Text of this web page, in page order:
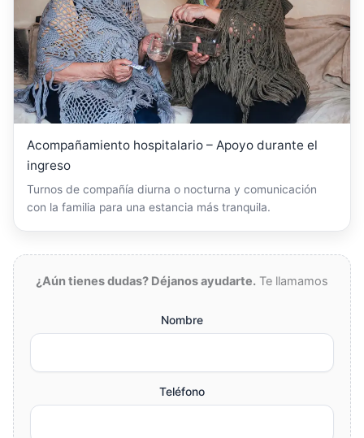
Acompañamiento hospitalario – Apoyo durante el
ingreso
Turnos de compañía diurna o nocturna y comunicación
con la familia para una estancia más tranquila.
¿Aún tienes dudas? Déjanos ayudarte. Te llamamos
Nombre
Teléfono